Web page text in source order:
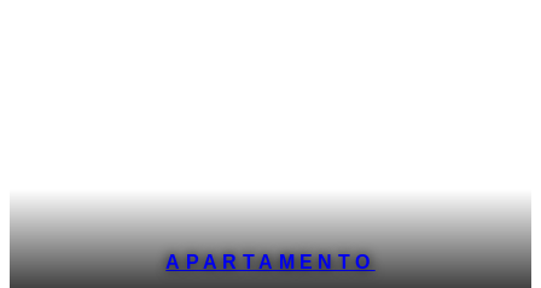
APARTAMENTO